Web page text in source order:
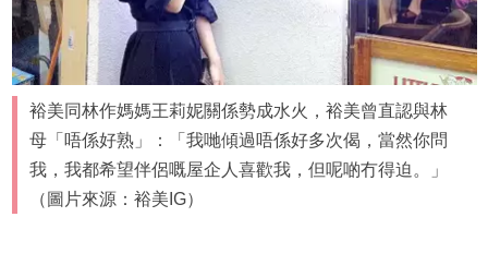
裕美同林作媽媽王莉妮關係勢成水火，裕美曾直認與林
母「唔係好熟」：「我哋傾過唔係好多次偈，當然你問
我，我都希望伴侶嘅屋企人喜歡我，但呢啲冇得迫。」
（圖片來源：裕美IG）